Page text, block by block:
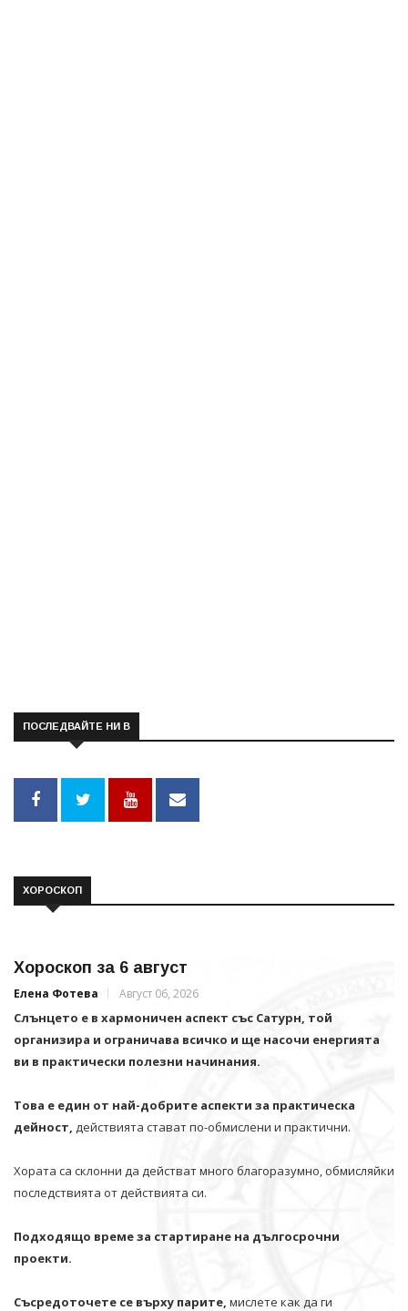
ПОСЛЕДВАЙТЕ НИ В
ХОРОСКОП
Хороскоп за 6 август
Елена Фотева Август 06, 2026
Слънцето е в хармоничен аспект със Сатурн, той
организира и ограничава всичко и щe насочи енергията
ви в практически полезни начинания.
Това е един от най-добрите аспекти за практическа
дейност, действията стават по-обмислени и практични.
Хората са склонни да действат много благоразумно, обмисляйки
последствията от действията си.
Подходящо време за стартиране на дългосрочни
проекти.
Съсредоточете се върху парите, мислете как да ги